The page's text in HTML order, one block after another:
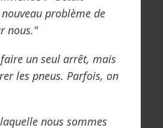
problème de
nous."
faire un seul arrêt, mais
les pneus. Parfois, on
nous sommes